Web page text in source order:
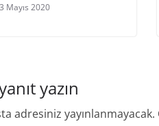
Mayıs 2020
yazın
adresiniz yayınlanmayacak.